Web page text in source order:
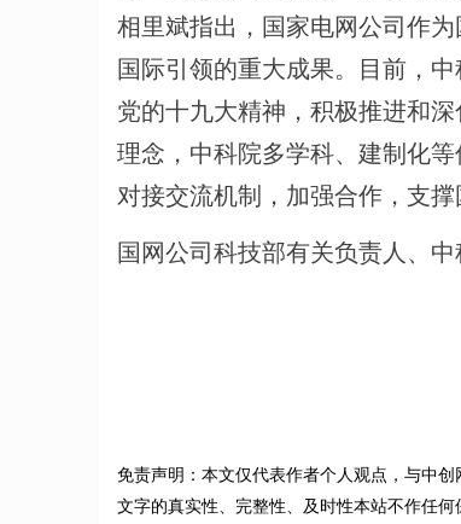
相里斌指出，国家电网公司作
国际引领的重大成果。目前，
党的十九大精神，积极推进和
理念，中科院多学科、建制化
对接交流机制，加强合作，支撑
国网公司科技部有关负责人、
免责声明：本文仅代表作者个人观点，与中
文字的真实性、完整性、及时性本站不作任